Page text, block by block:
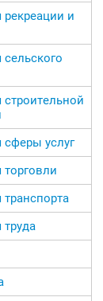
рекреации и
сельского
строительной
сферы услуг
торговли
транспорта
труда